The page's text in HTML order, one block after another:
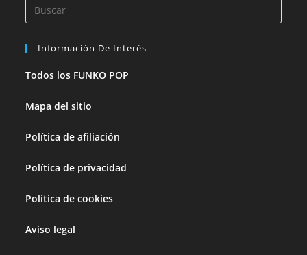
Información De Interés
Todos los FUNKO POP
Mapa del sitio
Política de afiliación
Política de privacidad
Política de cookies
Aviso legal